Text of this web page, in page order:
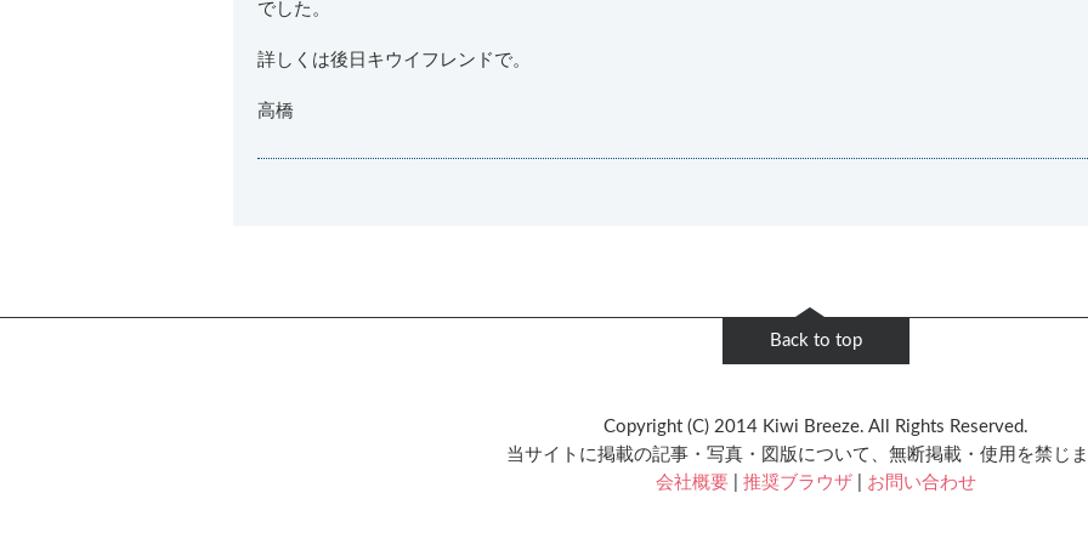
でした。
詳しくは後日キウイフレンドで。
高橋
Back to top
Copyright (C) 2014 Kiwi Breeze. All Rights Reserved.
当サイトに掲載の記事・写真・図版について、無断掲載・使用を禁じ
会社概要
推奨ブラウザ お問い合わせ